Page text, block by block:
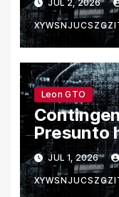
trámites
JUL 2, 2026
Leon GTO
Presunto
de datos
los
León
JUL 1, 2026